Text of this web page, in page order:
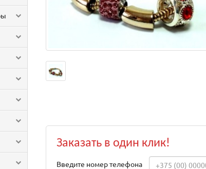
Заказать в один клик!
Введите номер телефона